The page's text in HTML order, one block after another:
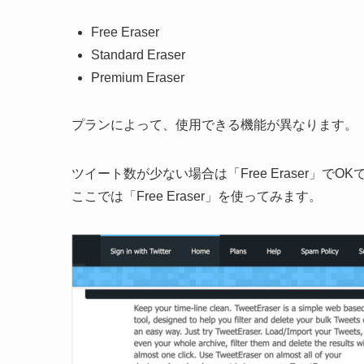
Free Eraser
Standard Eraser
Premium Eraser
プランによって、使用できる機能が異なります。
ツイート数が少ない場合は「Free Eraser」でOK
ここでは「Free Eraser」を使ってみます。